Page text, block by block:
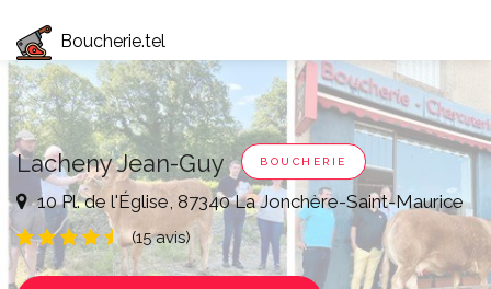
Boucherie.tel
Lacheny Jean-Guy BOUCHERIE
10 Pl. de l'Église, 87340 La Jonchère-Saint-Maurice
(15 avis)